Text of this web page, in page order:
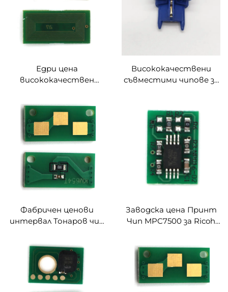
Едри цена
висококачествен
Дигитален цвятен
притиск за RICOH Pro
C751 C651EX
Висококачествени
съвместими чипове за
MX950 MX-850 MX-950
Чип за тонер
Фабричен ценови
интервал Тонаров чип
Minolta Bizhub C654/754
Bizhub BH654/754 Чип
TN711
Заводска цена Принт
Чип MPC7500 за Ricoh
Lanier LD260C 275C
Laserjet Тонер MPC7500
Чип